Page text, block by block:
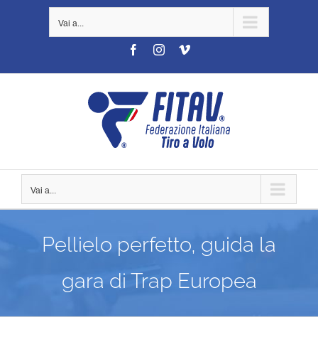
Vai a...
FacebookInstagramVimeo
Vai a...
Pellielo perfetto, guida la
gara di Trap Europea